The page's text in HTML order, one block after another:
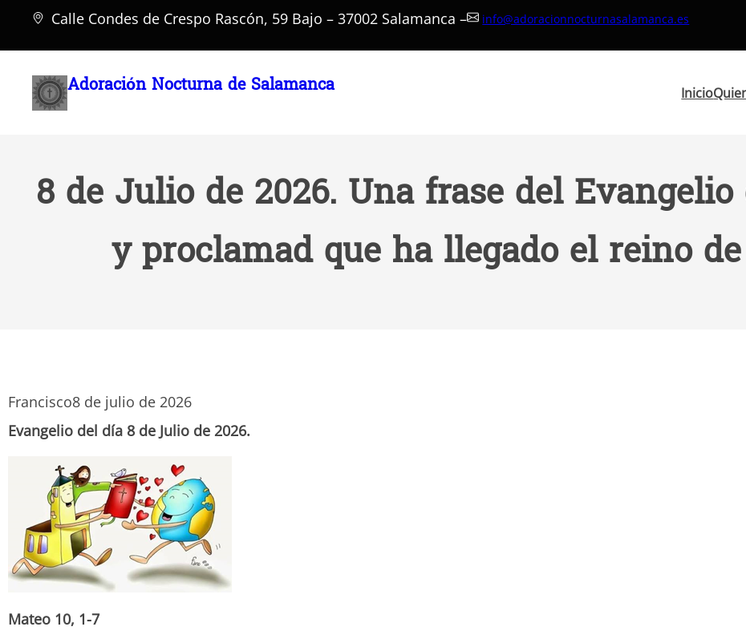
Saltar
Calle Condes de Crespo Rascón, 59 Bajo – 37002 Salamanca – info@adoracionnocturnasalamanca.es
Adoración Nocturna de Salamanca Inicio
8 de Julio de 2026. Una frase del Evangelio
y proclamad que ha llegado el reino
Francisco8 de julio de 2026
Evangelio del día 8 de Julio de 2026.
Mateo 10, 1-7